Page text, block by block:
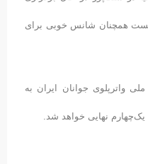
همچنان شانس خوبی برای
واترپلوی جوانان ایران به